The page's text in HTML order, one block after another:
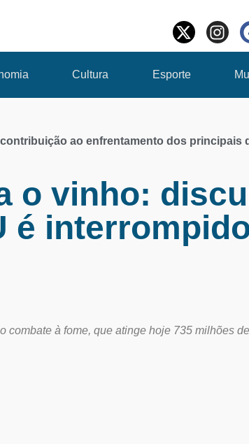
Cultura Esporte
ao enfrentamento dos principais
o vinho:
é
combate à fome, que atinge hoje 735 milhões